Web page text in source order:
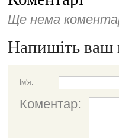
Ще нема
Напишіть ваш
Ім'я:
Коментар: